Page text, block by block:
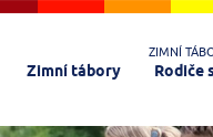
Zimní tábory
ZIMNÍ
Rodiče